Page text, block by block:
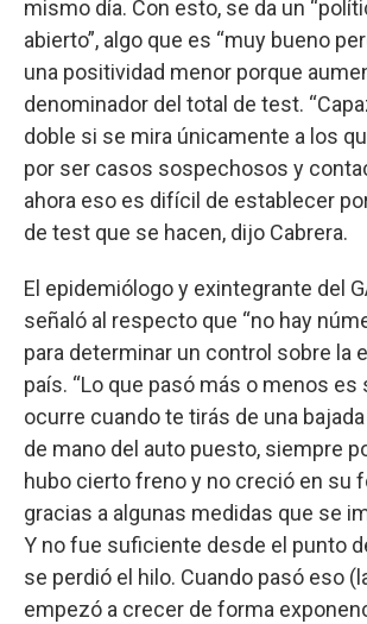
mismo día. Con esto, se da un
abierto”, algo que es “muy bueno
una positividad menor porque
denominador del total de test.
doble si se mira únicamente a los
por ser casos sospechosos y
ahora eso es difícil de establecer
de test que se hacen, dijo Cabrera.
El epidemiólogo y exintegrante del
señaló al respecto que “no hay
para determinar un control sobre la
país. “Lo que pasó más o menos es
ocurre cuando te tirás de una
de mano del auto puesto, siempre
hubo cierto freno y no creció en su
gracias a algunas medidas que se
Y no fue suficiente desde el punto
se perdió el hilo. Cuando pasó eso
empezó a crecer de forma